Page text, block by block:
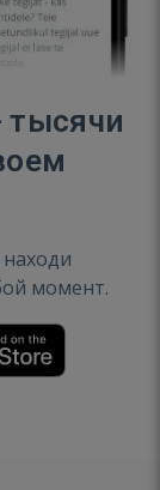
тысячи
момент.